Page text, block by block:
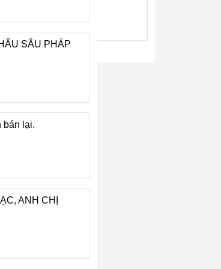
Tây Hà Nội
SÂU PHÁP
bán lại.
ANH CHỊ